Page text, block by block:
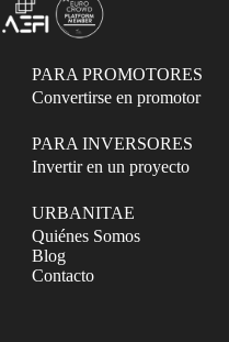
PARA PROMOTORES
Convertirse en promotor
PARA INVERSORES
Invertir en un proyecto
URBANITAE
Quiénes Somos
Blog
Contacto